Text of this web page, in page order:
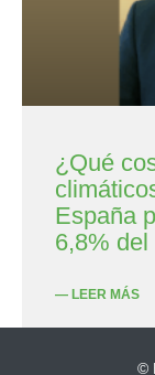
¿Qué
España
6,8% del
— LEER MÁS
©